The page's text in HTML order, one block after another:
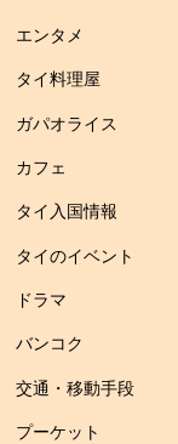
エンタメ
タイ料理屋
ガパオライス
カフェ
タイ入国情報
タイのイベント
ドラマ
バンコク
交通・移動手段
プーケット